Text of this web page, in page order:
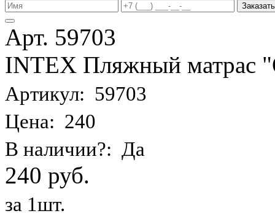
Заказать
Арт. 59703
INTEX Пляжный
Артикул: 59703
Цена: 240
В наличии?: Да
240 руб.
за 1шт.